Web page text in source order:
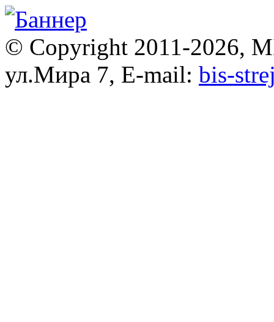
© Copyright 2011-2026,
ул.Мира 7, E-mail: bis-